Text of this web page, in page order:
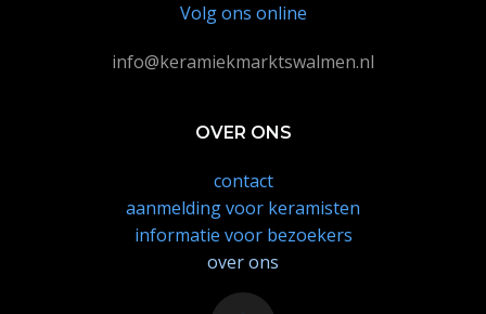
Volg ons online
info@keramiekmarktswalmen.nl
OVER ONS
contact
aanmelding voor keramisten
informatie voor bezoekers
over ons